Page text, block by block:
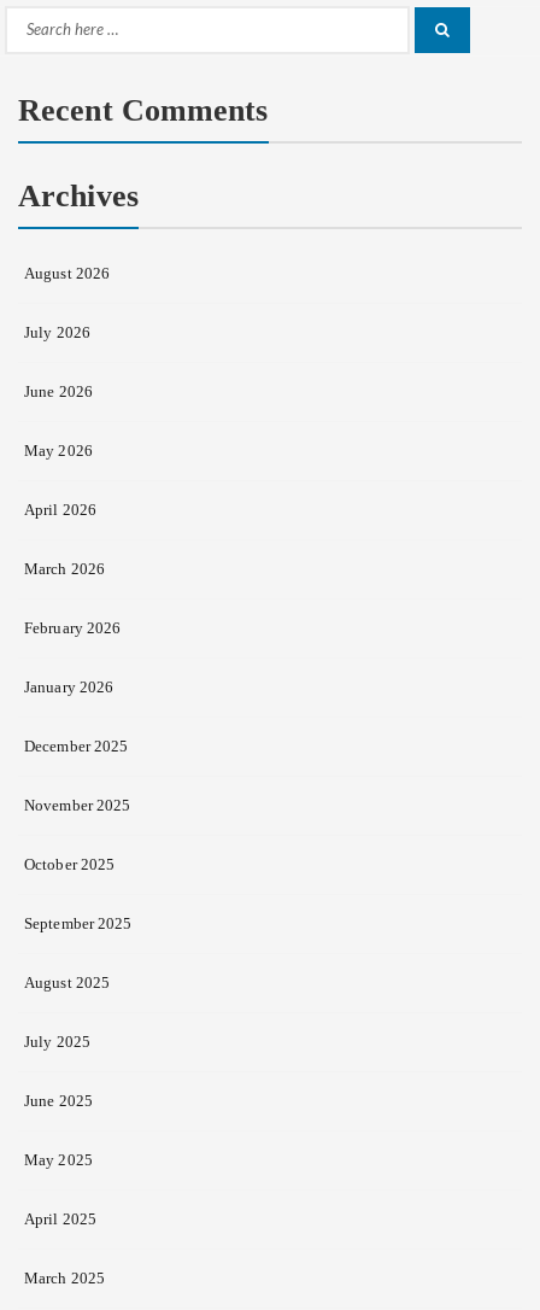
Search
Recent Comments
Archives
August 2026
July 2026
June 2026
May 2026
April 2026
March 2026
February 2026
January 2026
December 2025
November 2025
October 2025
September 2025
August 2025
July 2025
June 2025
May 2025
April 2025
March 2025